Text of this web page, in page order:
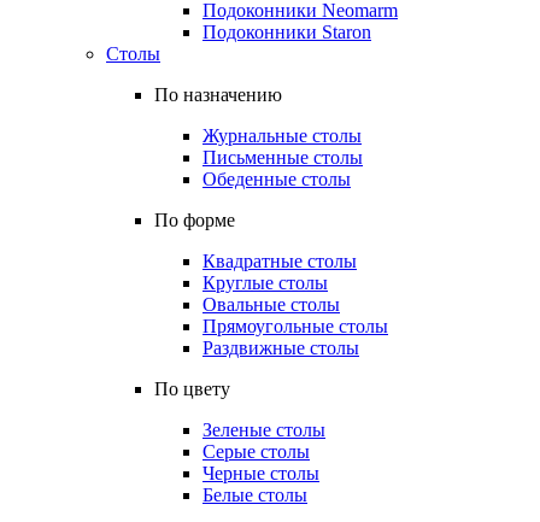
Подоконники Neomarm
Подоконники Staron
Столы
По назначению
Журнальные столы
Письменные столы
Обеденные столы
По форме
Квадратные столы
Круглые столы
Овальные столы
Прямоугольные столы
Раздвижные столы
По цвету
Зеленые столы
Серые столы
Черные столы
Белые столы